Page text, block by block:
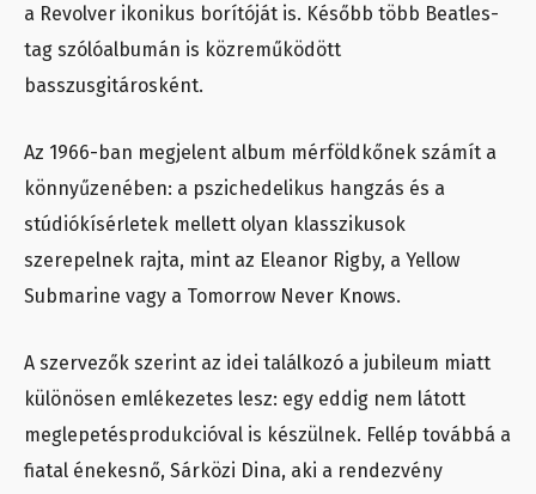
a Revolver ikonikus borítóját is. Később több Beatles-
tag szólóalbumán is közreműködött
basszusgitárosként.
Az 1966-ban megjelent album mérföldkőnek számít a
könnyűzenében: a pszichedelikus hangzás és a
stúdiókísérletek mellett olyan klasszikusok
szerepelnek rajta, mint az Eleanor Rigby, a Yellow
Submarine vagy a Tomorrow Never Knows.
A szervezők szerint az idei találkozó a jubileum miatt
különösen emlékezetes lesz: egy eddig nem látott
meglepetésprodukcióval is készülnek. Fellép továbbá a
fiatal énekesnő, Sárközi Dina, aki a rendezvény